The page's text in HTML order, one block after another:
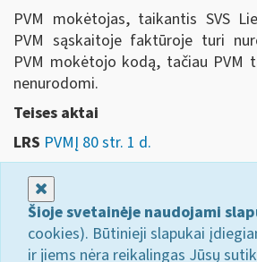
PVM mokėtojas, taikantis SVS
PVM sąskaitoje faktūroje turi
PVM mokėtojo kodą, tačiau PVM
nenurodomi.
Teises aktai
LRS PVMĮ 80 str. 1 d.
Šioje svetainėje naudojami
cookies). Būtinieji slapukai
ir jiems nėra reikalingas Jūsų